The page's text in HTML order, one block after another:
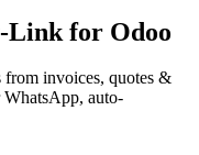
Link for Odoo
from invoices, quotes &
auto-